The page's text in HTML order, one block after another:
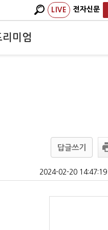
LIVE 전자신문
리미엄
답글쓰기
2024-02-20 14:47:19